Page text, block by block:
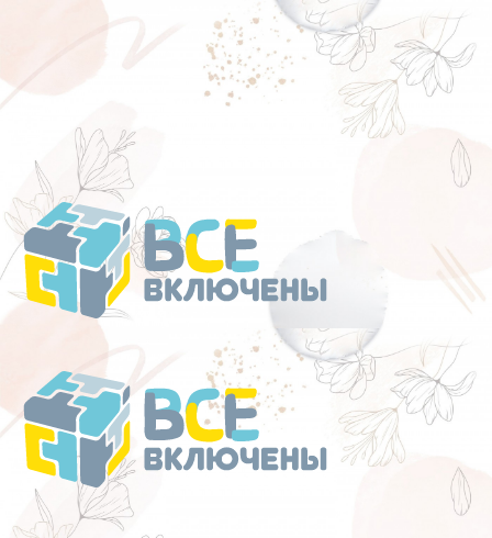
Перейти
к
содержанию